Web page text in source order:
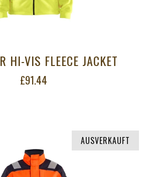
HI-VIS FLEECE JACKET
£91.44
AUSVERKAUFT